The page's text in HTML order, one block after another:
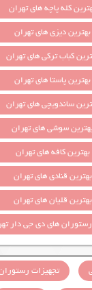
کله پاچه های تهران
بهترین دیزی های تهران
کباب ترکی های تهران
بهترین پاستا های تهران
ساندویچی های تهران
سوشی های تهران
بهترین کافه های تهران
بهترین قنادی های تهران
بهترین قلیان های تهران
های دی جی دار
تجهیزات